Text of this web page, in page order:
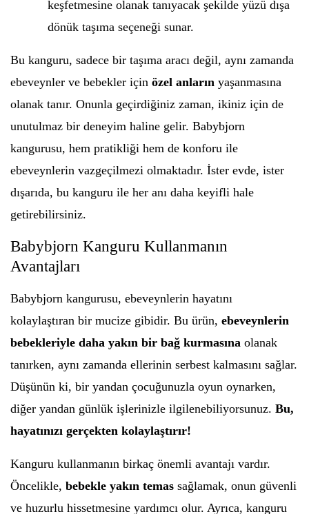
keşfetmesine olanak tanıyacak şekilde yüzü dışa
dönük taşıma seçeneği sunar.
Bu kanguru, sadece bir taşıma aracı değil, aynı zamanda
ebeveynler ve bebekler için özel anların yaşanmasına
olanak tanır. Onunla geçirdiğiniz zaman, ikiniz için de
unutulmaz bir deneyim haline gelir. Babybjorn
kangurusu, hem pratikliği hem de konforu ile
ebeveynlerin vazgeçilmezi olmaktadır. İster evde, ister
dışarıda, bu kanguru ile her anı daha keyifli hale
getirebilirsiniz.
Babybjorn Kanguru Kullanmanın
Avantajları
Babybjorn kangurusu, ebeveynlerin hayatını
kolaylaştıran bir mucize gibidir. Bu ürün, ebeveynlerin
bebekleriyle daha yakın bir bağ kurmasına olanak
tanırken, aynı zamanda ellerinin serbest kalmasını sağlar.
Düşünün ki, bir yandan çocuğunuzla oyun oynarken,
diğer yandan günlük işlerinizle ilgilenebiliyorsunuz. Bu,
hayatınızı gerçekten kolaylaştırır!
Kanguru kullanmanın birkaç önemli avantajı vardır.
Öncelikle, bebekle yakın temas sağlamak, onun güvenli
ve huzurlu hissetmesine yardımcı olur. Ayrıca, kanguru